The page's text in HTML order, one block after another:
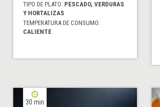
TIPO DE PLATO: PESCADO, VERDURAS
Y HORTALIZAS
TEMPERATURA DE CONSUMO:
CALIENTE
30 min